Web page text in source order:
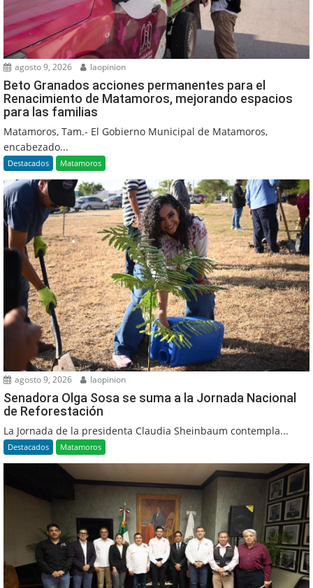
agosto 9, 2026 laopinion
Beto Granados acciones permanentes para el
Renacimiento de Matamoros, mejorando espacios
para las familias
Matamoros, Tam.- El Gobierno Municipal de Matamoros,
encabezado...
Destacados Matamoros
agosto 9, 2026 laopinion
Senadora Olga Sosa se suma a la Jornada Nacional
de Reforestación
La Jornada de la presidenta Claudia Sheinbaum contempla...
Destacados Matamoros